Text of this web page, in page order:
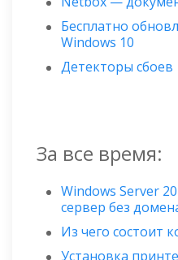
Бесплатно
Windows 10
Детекторы сбоев
За все время:
Windows Server
сервер без
Из чего состоит
Установка